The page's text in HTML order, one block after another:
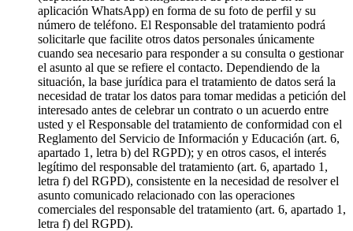
aplicación WhatsApp) en forma de su foto de perfil y su
número de teléfono. El Responsable del tratamiento podrá
solicitarle que facilite otros datos personales únicamente
cuando sea necesario para responder a su consulta o gestionar
el asunto al que se refiere el contacto. Dependiendo de la
situación, la base jurídica para el tratamiento de datos será la
necesidad de tratar los datos para tomar medidas a petición del
interesado antes de celebrar un contrato o un acuerdo entre
usted y el Responsable del tratamiento de conformidad con el
Reglamento del Servicio de Información y Educación (art. 6,
apartado 1, letra b) del RGPD); y en otros casos, el interés
legítimo del responsable del tratamiento (art. 6, apartado 1,
letra f) del RGPD), consistente en la necesidad de resolver el
asunto comunicado relacionado con las operaciones
comerciales del responsable del tratamiento (art. 6, apartado 1,
letra f) del RGPD).